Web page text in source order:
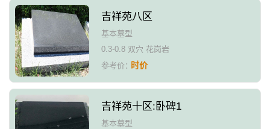
吉祥苑八区
基本墓型
0.3-0.8 双穴 花岗岩
参考价：时价
吉祥苑十区:卧碑1
基本墓型